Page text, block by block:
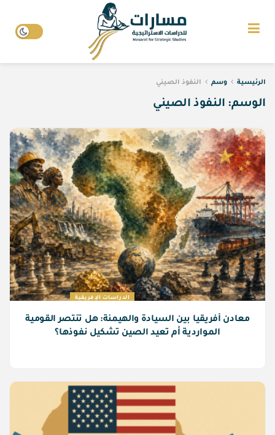
الرئيسية وسم النفوذ الصيني
الوسم: النفوذ الصيني
الدراسات الإفريقية
معادن أفريقيا بين السيادة والهيمنة: هل تنتصر القومية
المواردية أم تعيد الصين تشكيل نفوذها؟